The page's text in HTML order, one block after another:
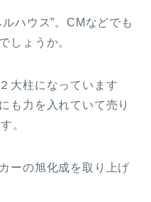
ハウス”。CMなどでも
しょうか。
大柱になっています
も力を入れていて売り
。
ーの旭化成を取り上げ